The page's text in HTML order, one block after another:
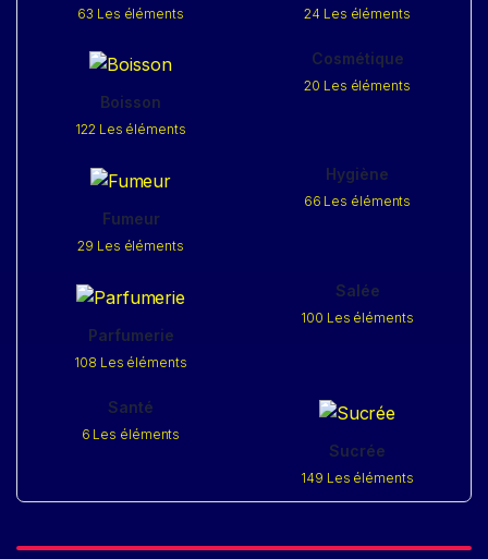
63 Les éléments 24 Les éléments
Boisson
122 Les éléments
Cosmétique
20 Les éléments
Fumeur
29 Les éléments
Hygiène
66 Les éléments
Parfumerie
108 Les éléments
Salée
100 Les éléments
Santé
6 Les éléments
Sucrée
149 Les éléments